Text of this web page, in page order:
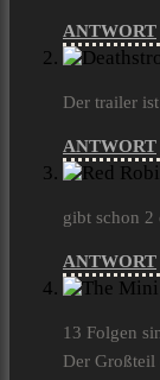
ANTWORT
Der trailer
ANTWORT
gibt schon
ANTWORT
13 Folgen
Der